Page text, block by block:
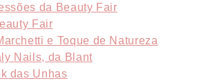
da Beauty Fair
Fair
e Toque de Natureza
Nails, da Blant
das Unhas